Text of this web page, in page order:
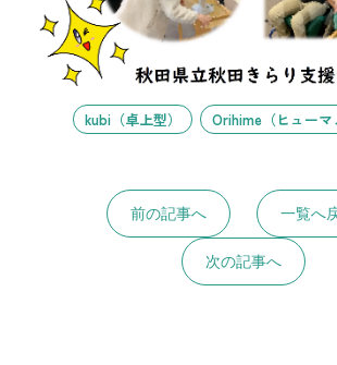
kubi（卓上型） Orihime（ヒューマ
前の記事へ 一覧へ
次の記事へ